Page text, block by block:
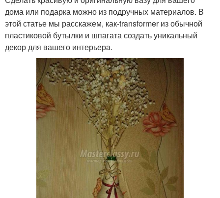
Напольные вазы Основа для вазы
Ваза из банки Мастер-класс по вазе
Вазы из картона
дома или подарка можно из подручных материалов. В
этой статье мы расскажем, как-transformer из обычной
пластиковой бутылки и шпагата создать уникальный
декор для вашего интерьера.